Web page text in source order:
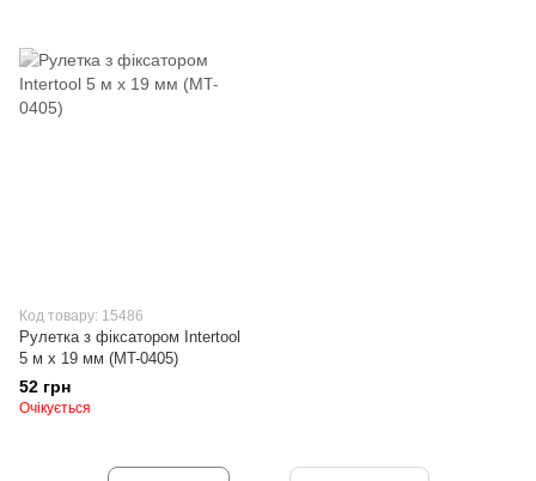
Код товару: 15486
Рулетка з фіксатором Intertool
5 м х 19 мм (MT-0405)
52 грн
Очікується